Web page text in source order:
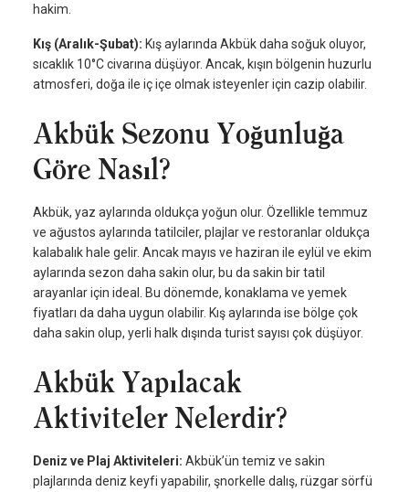
hakim.
Kış (Aralık-Şubat): Kış aylarında Akbük daha soğuk oluyor,
sıcaklık 10°C civarına düşüyor. Ancak, kışın bölgenin huzurlu
atmosferi, doğa ile iç içe olmak isteyenler için cazip olabilir.
Akbük Sezonu Yoğunluğa
Göre Nasıl?
Akbük, yaz aylarında oldukça yoğun olur. Özellikle temmuz
ve ağustos aylarında tatilciler, plajlar ve restoranlar oldukça
kalabalık hale gelir. Ancak mayıs ve haziran ile eylül ve ekim
aylarında sezon daha sakin olur, bu da sakin bir tatil
arayanlar için ideal. Bu dönemde, konaklama ve yemek
fiyatları da daha uygun olabilir. Kış aylarında ise bölge çok
daha sakin olup, yerli halk dışında turist sayısı çok düşüyor.
Akbük Yapılacak
Aktiviteler Nelerdir?
Deniz ve Plaj Aktiviteleri: Akbük’ün temiz ve sakin
plajlarında deniz keyfi yapabilir, şnorkelle dalış, rüzgar sörfü